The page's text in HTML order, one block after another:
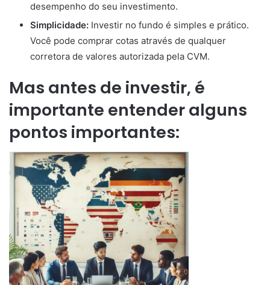
desempenho do seu investimento.
Simplicidade: Investir no fundo é simples e prático.
Você pode comprar cotas através de qualquer
corretora de valores autorizada pela CVM.
Mas antes de investir, é
importante entender alguns
pontos importantes: